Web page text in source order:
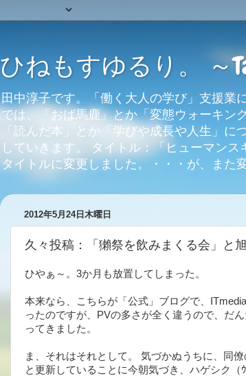
ひねもすゆるり。 ～
田中淳子です。「働く大人の学び」支援業
では、「おば馬鹿」とか「変態ウォーキン
「読んだ本」とか「学びや成長や人生」
していきます。 タイトル：「ヒューマン
タイトルに変更しました。・・・が、また
2012年5月24日木曜日
久々投稿：「獺祭を飲みまくる会」と
ひやぁ～。3か月も放置してしまった。
本来なら、こちらが「公式」ブログで、
ったのですが、PVの多さが全く違うので、だ
ってきました。
ま、それはそれとして。 気づかぬうちに、同僚
と更新していることに今朝気づき、ハゲシク